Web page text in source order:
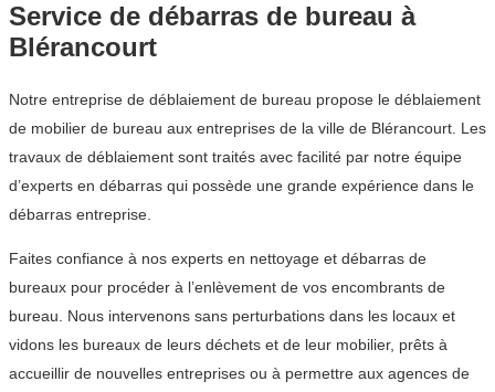
Service de débarras de bureau à
Blérancourt
Notre entreprise de déblaiement de bureau propose le déblaiement
de mobilier de bureau aux entreprises de la ville de Blérancourt. Les
travaux de déblaiement sont traités avec facilité par notre équipe
d’experts en débarras qui possède une grande expérience dans le
débarras entreprise.
Faites confiance à nos experts en nettoyage et débarras de
bureaux pour procéder à l’enlèvement de vos encombrants de
bureau. Nous intervenons sans perturbations dans les locaux et
vidons les bureaux de leurs déchets et de leur mobilier, prêts à
accueillir de nouvelles entreprises ou à permettre aux agences de